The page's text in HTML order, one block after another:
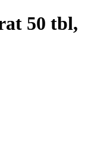
50 tbl,